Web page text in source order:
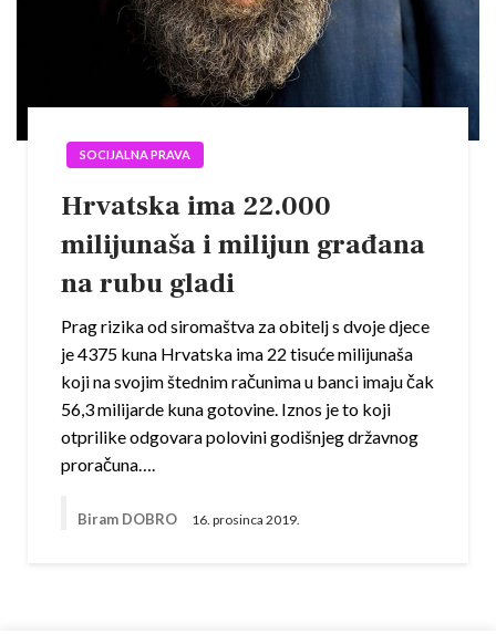
SOCIJALNA PRAVA
Hrvatska ima 22.000
milijunaša i milijun građana
na rubu gladi
Prag rizika od siromaštva za obitelj s dvoje djece
je 4375 kuna Hrvatska ima 22 tisuće milijunaša
koji na svojim štednim računima u banci imaju čak
56,3 milijarde kuna gotovine. Iznos je to koji
otprilike odgovara polovini godišnjeg državnog
proračuna….
Biram DOBRO 16. prosinca 2019.